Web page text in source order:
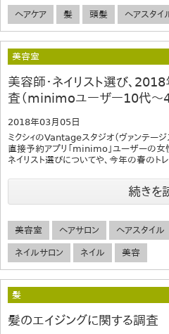
ヘアケア 髪 頭髪 ヘアスタイ
美容室
美容師・ネイリスト選び、
査（minimoユーザー10代～
2018年03月05日
ミクシィのVantageスタジオ（ヴァンテージ
直接予約アプリ「minimo」ユーザーの女
ネイリスト選びについてや、今年の春のト
続きを
美容室 ヘアサロン ヘアスタイル
ネイルサロン ネイル 美容
髪
髪のエイジングに関する調査